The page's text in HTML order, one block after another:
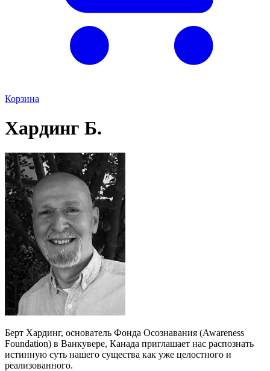
Корзина
Хардинг Б.
Берт Хардинг, основатель Фонда Осознавания (Awareness
Foundation) в Ванкувере, Канада приглашает нас распознать
истинную суть нашего существа как уже целостного и
реализованного.